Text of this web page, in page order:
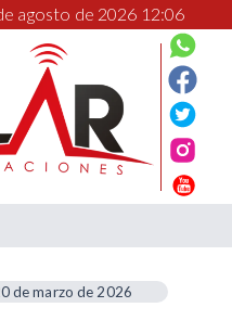
agosto de 2026 12:06
de marzo de 2026